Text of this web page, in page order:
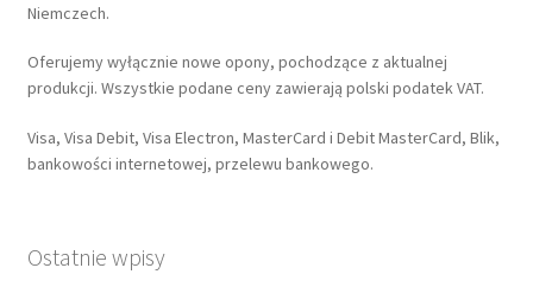
Niemczech.
Oferujemy wyłącznie nowe opony, pochodzące z aktualnej
produkcji. Wszystkie podane ceny zawierają polski podatek VAT.
Visa, Visa Debit, Visa Electron, MasterCard i Debit MasterCard, Blik,
bankowości internetowej, przelewu bankowego.
Ostatnie wpisy